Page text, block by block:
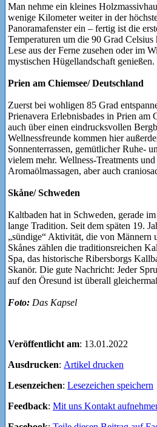
Man nehme ein kleines
wenige Kilometer weiter in der
Panoramafenster ein – fertig ist die
Temperaturen um die 90 Grad
Lese aus der Ferne zusehen oder im
mystischen Hügellandschaft genießen.
Prien am Chiemsee/ Deutschland
Zuerst bei wohligen 85 Grad
Prienavera Erlebnisbades in Prien am
auch über einen eindrucksvollen
Wellnessfreunde kommen hier
Sonnenterrassen, gemütlicher Ruhe-
vielem mehr. Wellness-Treatments
Aromaölmassagen, aber auch
Skåne/ Schweden
Kaltbaden hat in Schweden, gerade
lange Tradition. Seit dem späten 19.
„sündige“ Aktivität, die von Männern
Skånes zählen die traditionsreichen
Spa, das historische Ribersborgs
Skanör. Die gute Nachricht: Jeder
auf den Öresund ist überall
Foto: Das Kapsel
Veröffentlicht am: 13.01.2022
Ausdrucken: Artikel drucken
Lesenzeichen: Lesezeichen speichern
Feedback: Mit uns Kontakt